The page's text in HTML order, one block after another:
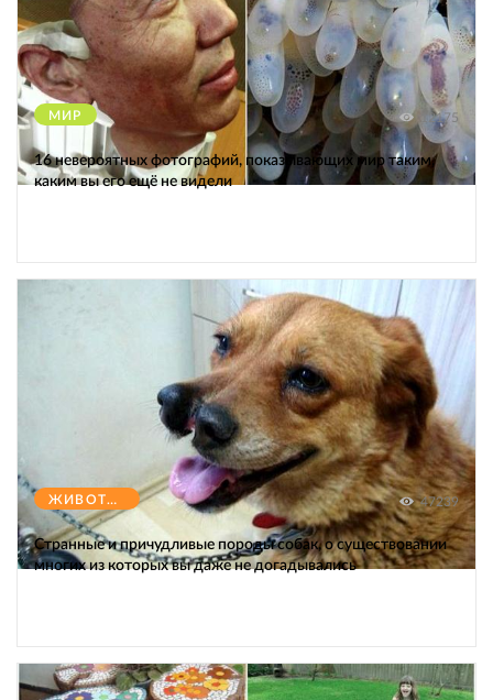
МИР 12175
16 невероятных фотографий, показывающих мир таким,
каким вы его ещё не видели
ЖИВОТНЫЕ 47239
Странные и причудливые породы собак, о существовании
многих из которых вы даже не догадывались